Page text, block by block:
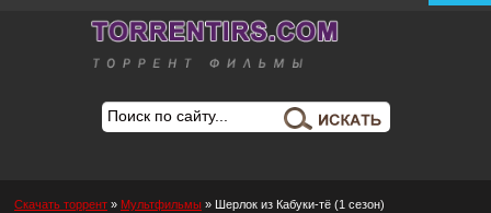
Скачать торрент » Мультфильмы » Шерлок из Кабуки-тё (1 сезон)